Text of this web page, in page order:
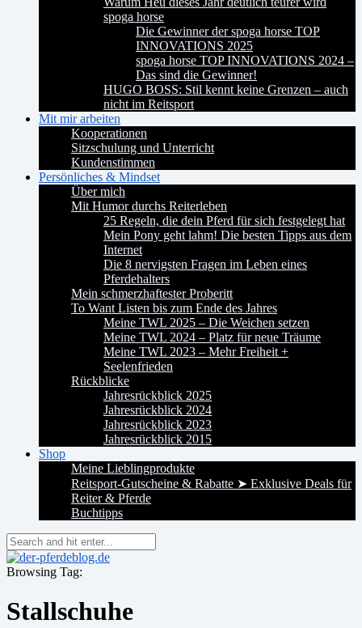
spoga horse
Die Gewinner der spoga horse TOP
INNOVATIONS 2025
spoga horse TOP INNOVATIONS 2024 –
Das sind die Gewinner!
HUGO BOSS: Stil kennt keine Grenzen – auch
nicht im Reitsport
Mit mir arbeiten
Kooperationen
Sitzschulung und Unterricht
Kundenstimmen
Persönliches & Mindset
Über mich
Mit Humor durchs Reiterleben
25 Regeln, die dein Pferd für sich festgelegt hat
Mein Pony geht lahm! Die besten Tipps aus dem
Internet
Die 8 nervigsten Fragen im Leben eines
Pferdehalters
Mein schmerzhaftester Proberitt
To Want Listen bis zum Ende des Jahres
Meine TWL 2025 – Die Weichen setzen
Meine TWL 2024 – Platz für neue Träume
Meine TWL 2023 – Mehr Freiheit +
Seelenfrieden
Rückblicke
Jahresrückblick 2025
Jahresrückblick 2024
Jahresrückblick 2023
Jahresrückblick 2015
Shop
Meine Lieblingprodukte
Reitsport-Gutscheine & Rabatte ➤ Exklusive Deals für
Reiter & Pferde
Buchtipps
Browsing Tag:
Stallschuhe